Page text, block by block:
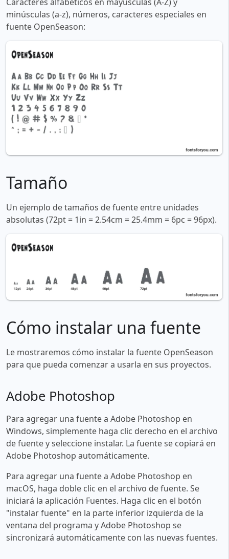
Caracteres alfabéticos en mayúsculas (A-Z) y
minúsculas (a-z), números, caracteres especiales en
fuente OpenSeason:
Tamaño
Un ejemplo de tamaños de fuente entre unidades
absolutas (72pt = 1in = 2.54cm = 25.4mm = 6pc = 96px).
Cómo instalar una fuente
Le mostraremos cómo instalar la fuente OpenSeason
para que pueda comenzar a usarla en sus proyectos.
Adobe Photoshop
Para agregar una fuente a Adobe Photoshop en
Windows, simplemente haga clic derecho en el archivo
de fuente y seleccione instalar. La fuente se copiará en
Adobe Photoshop automáticamente.
Para agregar una fuente a Adobe Photoshop en
macOS, haga doble clic en el archivo de fuente. Se
iniciará la aplicación Fuentes. Haga clic en el botón
"instalar fuente" en la parte inferior izquierda de la
ventana del programa y Adobe Photoshop se
sincronizará automáticamente con las nuevas fuentes.